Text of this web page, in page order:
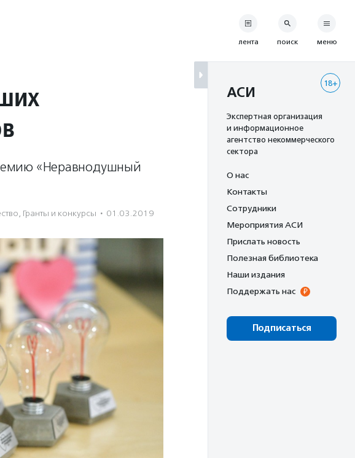
«Неравнодушный
, Гранты и конкурсы · 01.03.2019
лента поиск меню
18+
АСИ
Экспертная организация
и информационное
агентство некоммерческого
сектора
О нас
Контакты
Сотрудники
Мероприятия АСИ
Прислать новость
Полезная библиотека
Наши издания
Поддержать нас
Подписаться